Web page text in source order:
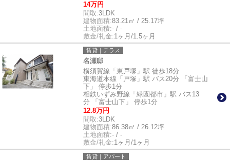
14万円
間取:3LDK
建物面積:83.21㎡ / 25.17坪
土地面積:- / -
敷金/礼金:1ヶ月/1.5ヶ月
賃貸｜テラス
名瀬邸
横須賀線「東戸塚」駅 徒歩18分
東海道本線「戸塚」駅 バス20分 「富士山
下」 停歩1分
相鉄いずみ野線「緑園都市」駅 バス13
分 「富士山下」 停歩1分
12.8万円
間取:3LDK
建物面積:86.38㎡ / 26.12坪
土地面積:- / -
敷金/礼金:1ヶ月/1ヶ月
賃貸｜アパート